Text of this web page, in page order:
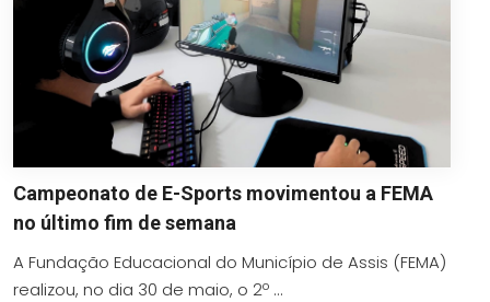
Campeonato de E-Sports movimentou a FEMA
no último fim de semana
A Fundação Educacional do Município de Assis (FEMA)
realizou, no dia 30 de maio, o 2º ...